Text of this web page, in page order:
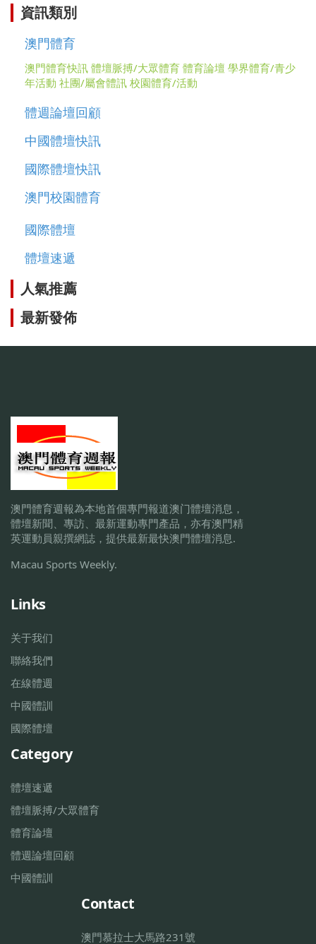
資訊類別
澳門體育
澳門體育快訊 體壇脈搏/大眾體育 體育論壇 學界體育/青少
年活動 社團/屬會體訊 校園體育/活動
體週論壇回顧
中國體壇快訊
國際體壇快訊
澳門校園體育
國際體壇
體壇速遞
人氣推薦
最新發佈
澳門體育週報為本地首個專門報道澳门體壇消息，
體壇新聞、專訪、最新運動專門產品，亦有澳門精
英運動員親撰網誌，提供最新最快澳門體壇消息.
Macau Sports Weekly.
Links
关于我们
聯絡我們
在線體週
中國體訓
國際體壇
Category
體壇速遞
體壇脈搏/大眾體育
體育論壇
體週論壇回顧
中國體訓
Contact
澳門慕拉士大馬路231號